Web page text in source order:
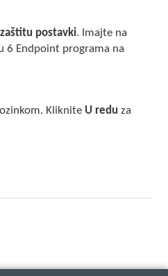
zaštitu postavki. Imajte na
6 Endpoint programa na
Kliknite U redu za